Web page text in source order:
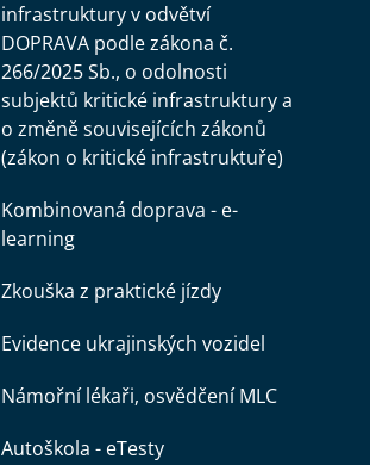
infrastruktury v odvětví
DOPRAVA podle zákona č.
266/2025 Sb., o odolnosti
subjektů kritické infrastruktury a
o změně souvisejících zákonů
(zákon o kritické infrastruktuře)
Kombinovaná doprava - e-
learning
Zkouška z praktické jízdy
Evidence ukrajinských vozidel
Námořní lékaři, osvědčení MLC
Autoškola - eTesty